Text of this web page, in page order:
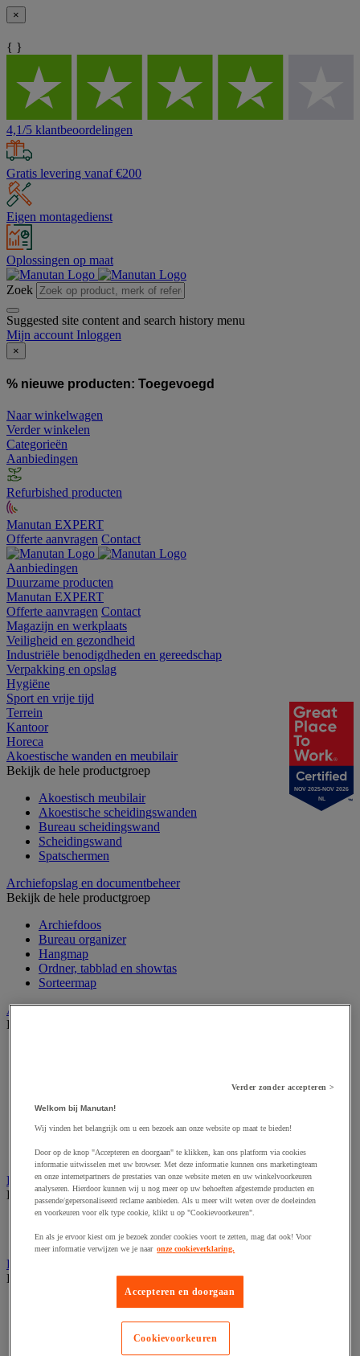
×
{ }
4,1/5 klantbeoordelingen
Gratis levering vanaf €200
Eigen montagedienst
Oplossingen op maat
Zoek
Suggested site content and search history menu
Mijn account Inloggen
×
% nieuwe producten: Toegevoegd
Naar winkelwagen
Verder winkelen
Categorieën
Aanbiedingen
Refurbished producten
Manutan EXPERT
Offerte aanvragen Contact
Aanbiedingen
Duurzame producten
Manutan EXPERT
Offerte aanvragen Contact
Magazijn en werkplaats
Veiligheid en gezondheid
Industriële benodigdheden en gereedschap
Verpakking en opslag
Hygiëne
Sport en vrije tijd
Terrein
Kantoor
Horeca
Akoestische wanden en meubilair
Bekijk de hele productgroep
Akoestisch meubilair
Akoestische scheidingswanden
Bureau scheidingswand
Scheidingswand
Spatschermen
Archiefopslag en documentbeheer
Bekijk de hele productgroep
Archiefdoos
Bureau organizer
Hangmap
Ordner, tabblad en showtas
Sorteermap
Audiovisueel
Bekijk de hele productgroep
Professionele audio en geluidsopname
Projectie en videoprojectie-apparatuur
Tv, dvd-speler en Blu-ray
Bewegwijzering en aanduidingsborden
Bekijk de hele productgroep
Pictogram
Folderrek en -houder
Bekijk de hele productgroep
Mobiel folderrek
Tafel folderstandaard
NOV 2025-NOV 2026
NL
Verder zonder accepteren >
Welkom bij Manutan!
Wij vinden het belangrijk om u een bezoek aan onze website op maat te bieden!
Door op de knop "Accepteren en doorgaan" te klikken, kan ons platform via cookies
informatie uitwisselen met uw browser. Met deze informatie kunnen ons marketingteam
en onze internetpartners de prestaties van onze website meten en uw winkelvoorkeuren
analyseren. Hierdoor kunnen wij u nog meer op uw behoeften afgestemde producten en
passende/gepersonaliseerd reclame aanbieden. Als u meer wilt weten over de doeleinden
en voorkeuren voor elk type cookie, klikt u op "Cookievoorkeuren".
En als je ervoor kiest om je bezoek zonder cookies voort te zetten, mag dat ook! Voor
meer informatie verwijzen we je naar onze cookieverklaring.
Accepteren en doorgaan
Cookievoorkeuren